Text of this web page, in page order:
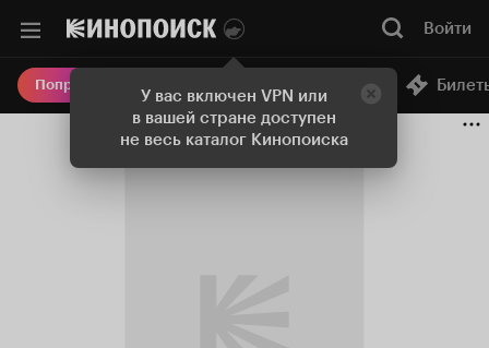
У вас включен VPN или
в вашей стране доступен
не весь каталог Кинопоиска
Войти
Попробовать Плюс Онлайн-кинотеатр